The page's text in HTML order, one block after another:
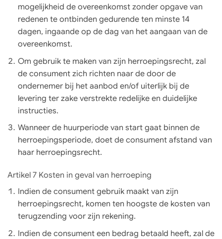
mogelijkheid de overeenkomst zonder opgave van
redenen te ontbinden gedurende ten minste 14
dagen, ingaande op de dag van het aangaan van de
overeenkomst.
Om gebruik te maken van zijn herroepingsrecht, zal
de consument zich richten naar de door de
ondernemer bij het aanbod en/of uiterlijk bij de
levering ter zake verstrekte redelijke en duidelijke
instructies.
Wanneer de huurperiode van start gaat binnen de
herroepingsperiode, doet de consument afstand van
haar herroepingsrecht.
Artikel 7 Kosten in geval van herroeping
Indien de consument gebruik maakt van zijn
herroepingsrecht, komen ten hoogste de kosten van
terugzending voor zijn rekening.
Indien de consument een bedrag betaald heeft, zal de